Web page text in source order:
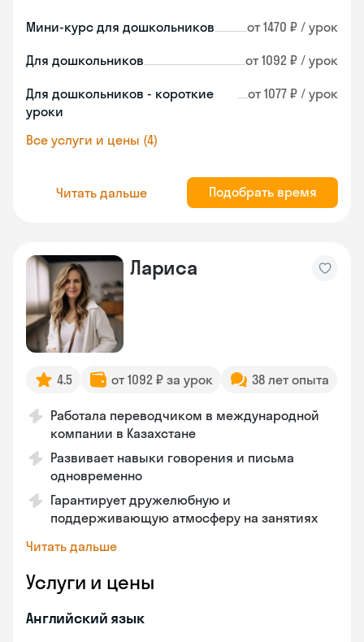
Мини-курс для дошкольников от 1470 ₽ / урок
Для дошкольников от 1092 ₽ / урок
Для дошкольников - короткие
уроки
от 1077 ₽ / урок
Все услуги и цены (4)
Читать дальше Подобрать время
Лариса
4.5 от 1092 ₽ за урок 38 лет опыта
Работала переводчиком в международной
компании в Казахстане
Развивает навыки говорения и письма
одновременно
Гарантирует дружелюбную и
поддерживающую атмосферу на занятиях
Читать дальше
Услуги и цены
Английский язык